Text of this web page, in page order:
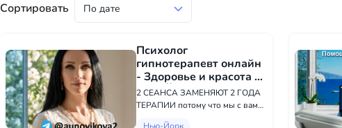
Сортировать
Психолог
гипнотерапевт онлайн
- Здоровье и красота в
Нью-Йорке
2 СЕАНСА ЗАМЕНЯЮТ 2 ГОДА
ТЕРАПИИ потому что мы с вами